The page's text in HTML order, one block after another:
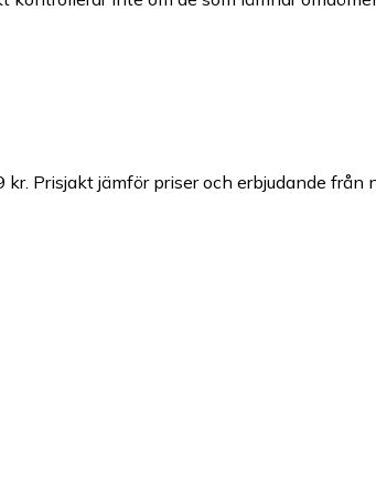
kr. Prisjakt jämför priser och erbjudande från